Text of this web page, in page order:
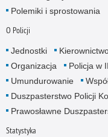
Polemiki i sprostowania
O Policji
Jednostki
Organizacja
Policja w
Umundurowanie
Duszpasterstwo Policji
Prawosławne
Statystyka